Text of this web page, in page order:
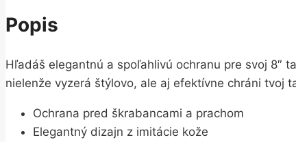
Popis
Hľadáš elegantnú a spoľahlivú ochranu pre svoj 8″
nielenže vyzerá štýlovo, ale aj efektívne chráni tvoj
Ochrana pred škrabancami a prachom
Elegantný dizajn z imitácie kože